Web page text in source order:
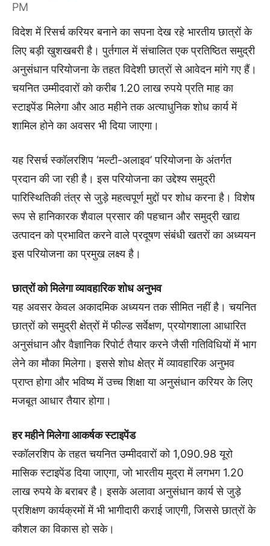
PM
विदेश में रिसर्च करियर बनाने का सपना देख रहे भारतीय छात्रों के
लिए बड़ी खुशखबरी है। पुर्तगाल में संचालित एक प्रतिष्ठित समुद्री
अनुसंधान परियोजना के तहत विदेशी छात्रों से आवेदन मांगे गए हैं।
चयनित उम्मीदवारों को करीब 1.20 लाख रुपये प्रति माह का
स्टाइपेंड मिलेगा और आठ महीने तक अत्याधुनिक शोध कार्य में
शामिल होने का अवसर भी दिया जाएगा।
यह रिसर्च स्कॉलरशिप ‘मल्टी-अलाइव’ परियोजना के अंतर्गत
प्रदान की जा रही है। इस परियोजना का उद्देश्य समुद्री
पारिस्थितिकी तंत्र से जुड़े महत्वपूर्ण मुद्दों पर शोध करना है। विशेष
रूप से हानिकारक शैवाल प्रसार की पहचान और समुद्री खाद्य
उत्पादन को प्रभावित करने वाले प्रदूषण संबंधी खतरों का अध्ययन
इस परियोजना का प्रमुख लक्ष्य है।
छात्रों को मिलेगा व्यावहारिक शोध अनुभव
यह अवसर केवल अकादमिक अध्ययन तक सीमित नहीं है। चयनित
छात्रों को समुद्री क्षेत्रों में फील्ड सर्वेक्षण, प्रयोगशाला आधारित
अनुसंधान और वैज्ञानिक रिपोर्ट तैयार करने जैसी गतिविधियों में भाग
लेने का मौका मिलेगा। इससे शोध क्षेत्र में व्यावहारिक अनुभव
प्राप्त होगा और भविष्य में उच्च शिक्षा या अनुसंधान करियर के लिए
मजबूत आधार तैयार होगा।
हर महीने मिलेगा आकर्षक स्टाइपेंड
स्कॉलरशिप के तहत चयनित उम्मीदवारों को 1,090.98 यूरो
मासिक स्टाइपेंड दिया जाएगा, जो भारतीय मुद्रा में लगभग 1.20
लाख रुपये के बराबर है। इसके अलावा अनुसंधान कार्य से जुड़े
प्रशिक्षण कार्यक्रमों में भी भागीदारी कराई जाएगी, जिससे छात्रों के
कौशल का विकास हो सके।